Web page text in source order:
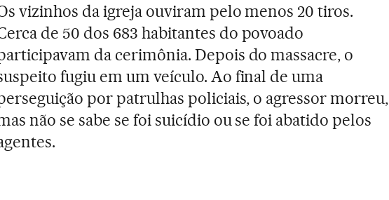
vizinhos da igreja ouviram pelo menos 20 tiros.
de 50 dos 683 habitantes do povoado
da cerimônia. Depois do massacre, o
fugiu em um veículo. Ao final de uma
por patrulhas policiais, o agressor morreu,
não se sabe se foi suicídio ou se foi abatido pelos